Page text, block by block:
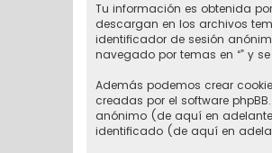
Tu información es obtenida
descargan en los archivos
identificador de sesión
navegado por temas en “” y
Además podemos crear
creadas por el software
anónimo (de aquí en adelante
identificado (de aquí en